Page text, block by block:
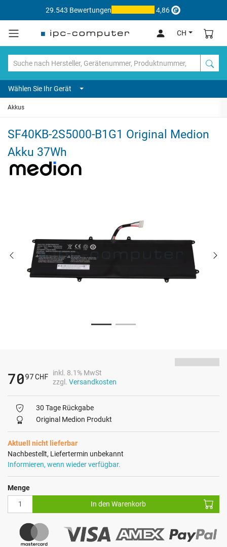
29.543 Bewertungen 4,86
CH
Wählen Sie Ihr Gerät
Akkus
SF40KB-2S5000-B1G1 Original Medion
Akku 37Wh
7097CHF
inkl. 8.1% MwSt
zzgl. Versandkosten
30 Tage Rückgabe
Original Medion Produkt
Aktuell nicht lieferbar
Nachbestellt, Liefertermin unbekannt
Informieren, wenn wieder verfügbar.
Menge
In den Warenkorb